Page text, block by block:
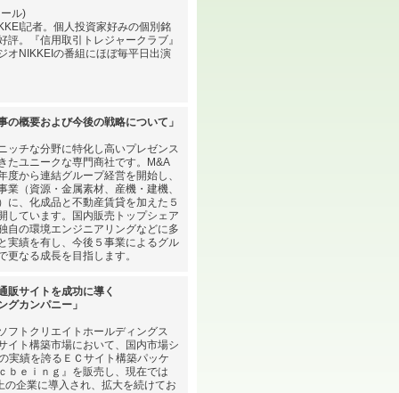
ル)
記者。個人投資家好みの個別銘
評。『信用取引トレジャークラブ』
オNIKKEIの番組にほぼ毎平日出演
の概要および今後の戦略について」
ッチな分野に特化し高いプレゼンス
たユニークな専門商社です。M&A
度から連結グループ経営を開始し、
業（資源・金属素材、産機・建機、
に、化成品と不動産賃貸を加えた５
しています。国内販売トップシェア
自の環境エンジニアリングなどに多
実績を有し、今後５事業によるグル
更なる成長を目指します。
販サイトを成功に導く
グカンパニー」
フトクリエイトホールディングス
イト構築市場において、国内市場シ
実績を誇るＥＣサイト構築パッケ
ｂｅｉｎｇ』を販売し、現在では
の企業に導入され、拡大を続けてお